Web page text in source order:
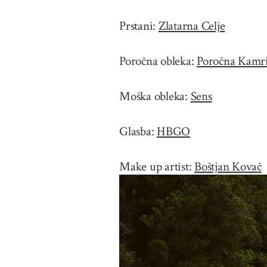
Prstani: Zlatarna Celje
Poročna obleka: Poročna
Moška obleka: Sens
Glasba: HBGO
Make up artist:Boštjan Kovač